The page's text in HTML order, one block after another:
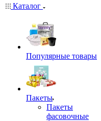
Каталог
Популярные товары
Пакеты
Пакеты
фасовочные